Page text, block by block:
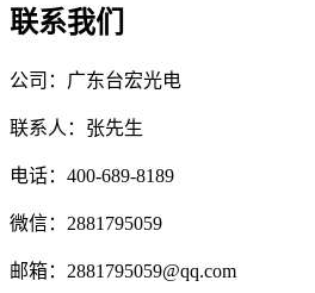
联系我们
公司：广东台宏光电
联系人：张先生
电话：400-689-8189
微信：2881795059
邮箱：2881795059@qq.com